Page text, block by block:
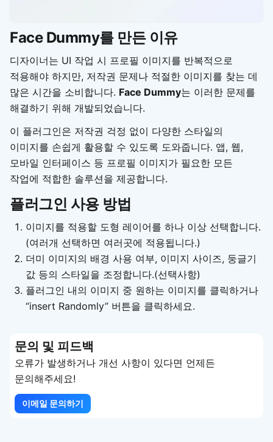
Face Dummy를 만든 이유
디자이너는 UI 작업 시 프로필 이미지를 반복적으로
적용해야 하지만, 저작권 문제나 적절한 이미지를 찾는 데
많은 시간을 소비합니다. Face Dummy는 이러한 문제를
해결하기 위해 개발되었습니다.
이 플러그인은 저작권 걱정 없이 다양한 스타일의
이미지를 손쉽게 활용할 수 있도록 도와줍니다. 앱, 웹,
모바일 인터페이스 등 프로필 이미지가 필요한 모든
작업에 적합한 솔루션을 제공합니다.
플러그인 사용 방법
이미지를 적용할 도형 레이어를 하나 이상 선택합니다.
(여러개 선택하면 여러곳에 적용됩니다.)
더미 이미지의 배경 사용 여부, 이미지 사이즈, 둥글기
값 등의 스타일을 조정합니다.(선택사항)
플러그인 내의 이미지 중 원하는 이미지를 클릭하거나
“insert Randomly” 버튼을 클릭하세요.
문의 및 피드백
오류가 발생하거나 개선 사항이 있다면 언제든
문의해주세요!
이메일 문의하기